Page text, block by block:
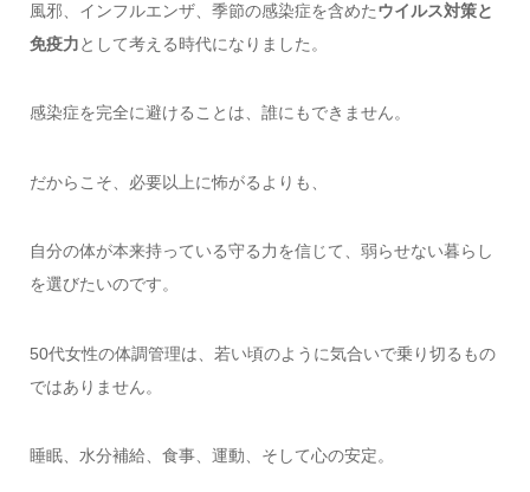
風邪、インフルエンザ、季節の感染症を含めたウイルス対策と
免疫力として考える時代になりました。
感染症を完全に避けることは、誰にもできません。
だからこそ、必要以上に怖がるよりも、
自分の体が本来持っている守る力を信じて、弱らせない暮らし
を選びたいのです。
50代女性の体調管理は、若い頃のように気合いで乗り切るもの
ではありません。
睡眠、水分補給、食事、運動、そして心の安定。